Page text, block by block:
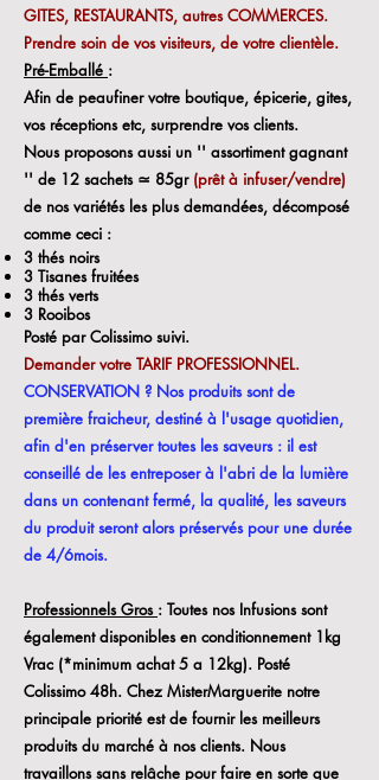
GITES, RESTAURANTS, autres COMMERCES.
Prendre soin de vos visiteurs, de votre clientèle.
Pré-Emballé :
Afin de peaufiner votre boutique, épicerie, gites,
vos réceptions etc, surprendre vos clients.
Nous proposons aussi un '' assortiment gagnant
'' de 12 sachets ≃ 85gr (prêt à infuser/vendre)
de nos variétés les plus demandées, décomposé
comme ceci :
3 thés noirs
3 Tisanes fruitées
3 thés verts
3 Rooibos
Posté par Colissimo suivi.
Demander votre TARIF PROFESSIONNEL.
CONSERVATION ? Nos produits sont de
première fraicheur, destiné à l'usage quotidien,
afin d'en préserver toutes les saveurs : il est
conseillé de les entreposer à l'abri de la lumière
dans un contenant fermé, la qualité, les saveurs
du produit seront alors préservés pour une durée
de 4/6mois.
Professionnels Gros : Toutes nos Infusions sont
également disponibles en conditionnement 1kg
Vrac (*minimum achat 5 a 12kg). Posté
Colissimo 48h. Chez MisterMarguerite notre
principale priorité est de fournir les meilleurs
produits du marché à nos clients. Nous
travaillons sans relâche pour faire en sorte que